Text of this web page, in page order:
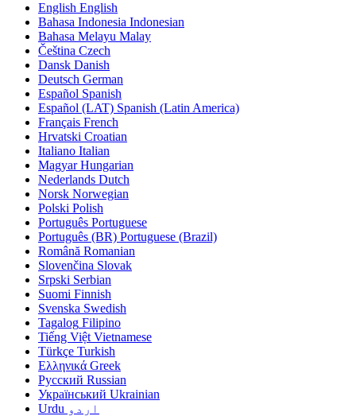
English English
Bahasa Indonesia Indonesian
Bahasa Melayu Malay
Čeština Czech
Dansk Danish
Deutsch German
Español Spanish
Español (LAT) Spanish (Latin America)
Français French
Hrvatski Croatian
Italiano Italian
Magyar Hungarian
Nederlands Dutch
Norsk Norwegian
Polski Polish
Português Portuguese
Português (BR) Portuguese (Brazil)
Română Romanian
Slovenčina Slovak
Srpski Serbian
Suomi Finnish
Svenska Swedish
Tagalog Filipino
Tiếng Việt Vietnamese
Türkçe Turkish
Ελληνικά Greek
Русский Russian
Український Ukrainian
اردو Urdu